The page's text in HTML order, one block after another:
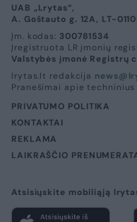
UAB „Lrytas“,
A. Goštauto g. 12A, LT-
Įm. kodas: 300781534
Įregistruota LR įmonių
Valstybės įmonė Registrų
lrytas.lt redakcija
Pranešimai apie techninius
PRIVATUMO POLITIKA
KONTAKTAI
REKLAMA
LAIKRAŠČIO
Atsisiųskite mobiliąją